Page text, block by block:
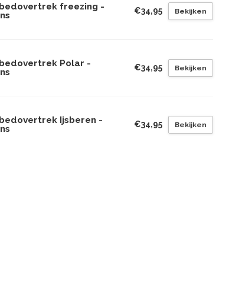
freezing -
€34,95 Bekijken
Polar -
€34,95 Bekijken
Ijsberen -
€34,95 Bekijken